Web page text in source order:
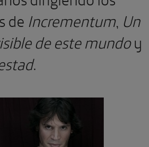
de Incrementum, Un
de este mundoy
.